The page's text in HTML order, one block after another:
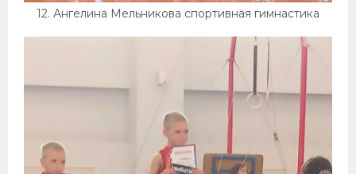
12. Ангелина Мельникова спортивная гимнастика